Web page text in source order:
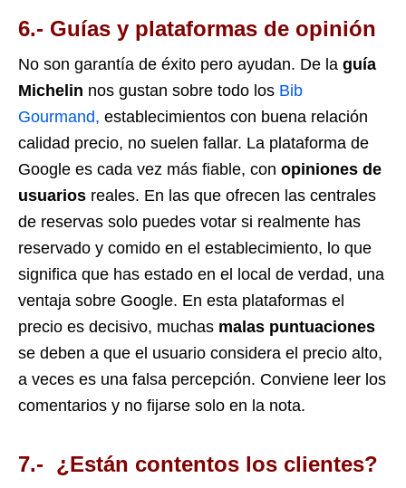
6.- Guías y plataformas de opinión
No son garantía de éxito pero ayudan. De la guía
Michelin nos gustan sobre todo los Bib
Gourmand, establecimientos con buena relación
calidad precio, no suelen fallar. La plataforma de
Google es cada vez más fiable, con opiniones de
usuarios reales. En las que ofrecen las centrales
de reservas solo puedes votar si realmente has
reservado y comido en el establecimiento, lo que
significa que has estado en el local de verdad, una
ventaja sobre Google. En esta plataformas el
precio es decisivo, muchas malas puntuaciones
se deben a que el usuario considera el precio alto,
a veces es una falsa percepción. Conviene leer los
comentarios y no fijarse solo en la nota.
7.- ¿Están contentos los clientes?